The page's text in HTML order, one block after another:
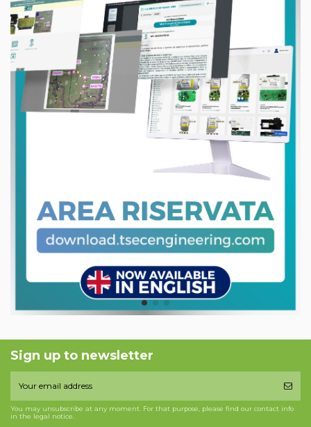
Sign up to newsletter
You may unsubscribe at any moment. For that purpose, please find our contact info
in the legal notice.